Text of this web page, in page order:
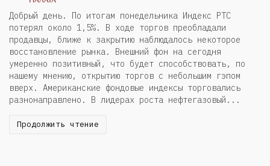
Добрый день. По итогам понедельника Индекс РТС
потерял около 1,5%. В ходе торгов преобладали
продавцы, ближе к закрытию наблюдалось некоторое
восстановление рынка. Внешний фон на сегодня
умеренно позитивный, что будет способствовать, по
нашему мнению, открытию торгов с небольшим гэпом
вверх. Американские фондовые индексы торговались
разнонаправлено. В лидерах роста нефтегазовый...
Продолжить чтение